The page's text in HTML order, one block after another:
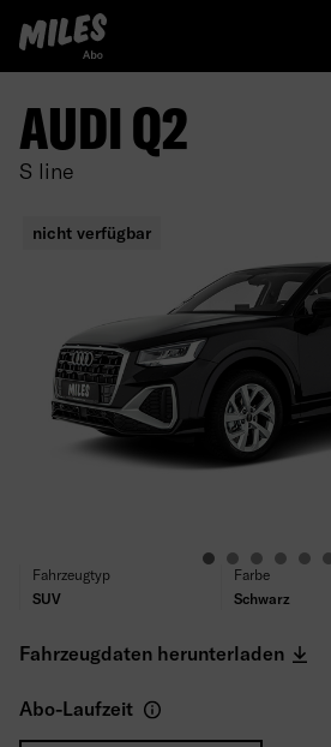
MILES Abo Logo. Zur Startseite.
AUDI Q2
S line
nicht verfügbar
Fahrzeugtyp
SUV
Farbe
Schwarz
Benzin
Automatik
Antrieb
Sitze/Türen
Leistung
150PS
35 TFSI S tronic
Fahrzeugdaten herunterladen
Abo-Laufzeit